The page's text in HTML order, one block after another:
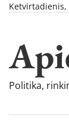
Skip
Politika,